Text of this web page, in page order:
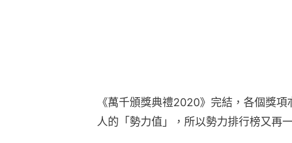
《萬千頒獎典禮2020》完結，各個獎
人的「勢力值」，所以勢力排行榜又再